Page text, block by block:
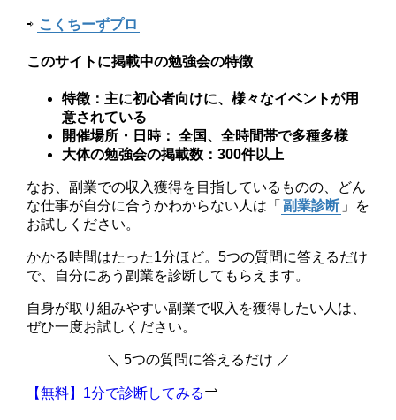
⇨ こくちーずプロ
このサイトに掲載中の勉強会の特徴
特徴：主に初心者向けに、様々なイベントが用
意されている
開催場所・日時： 全国、全時間帯で多種多様
大体の勉強会の掲載数：300件以上
なお、副業での収入獲得を目指しているものの、どん
な仕事が自分に合うかわからない人は「 副業診断 」を
お試しください。
かかる時間はたった1分ほど。5つの質問に答えるだけ
で、自分にあう副業を診断してもらえます。
自身が取り組みやすい副業で収入を獲得したい人は、
ぜひ一度お試しください。
＼ 5つの質問に答えるだけ ／
【無料】1分で診断してみる